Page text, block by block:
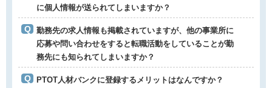
に個人情報が送られてしまいますか？
勤務先の求人情報も掲載されていますが、他の事業所に
応募や問い合わせをすると転職活動をしていることが勤
務先にも知られてしまいますか？
PTOT人材バンクに登録するメリットはなんですか？